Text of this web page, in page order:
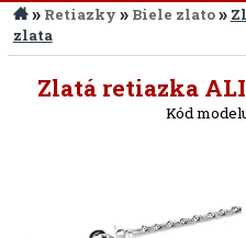
» Retiazky » Biele zlato»
zlata
Zlatá retiazka
Kód
Späť